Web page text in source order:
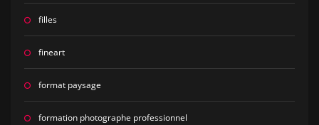
filles
fineart
format paysage
formation photographe professionnel